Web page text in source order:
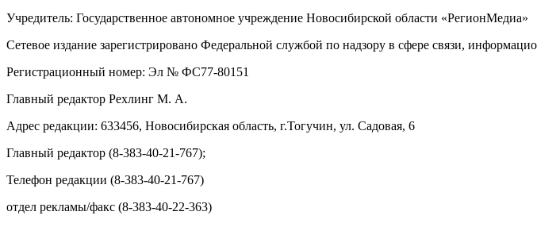
Учредитель: Государственное автономное учреждение Новосибирской области «РегионМедиа»
Сетевое издание зарегистрировано Федеральной службой по надзору в сфере связи,
Регистрационный номер: Эл № ФС77-80151
Главный редактор Рехлинг М. А.
Адрес редакции: 633456, Новосибирская область, г.Тогучин, ул. Садовая, 6
Главный редактор (8-383-40-21-767);
Телефон редакции (8-383-40-21-767)
отдел рекламы/факс (8-383-40-22-363)